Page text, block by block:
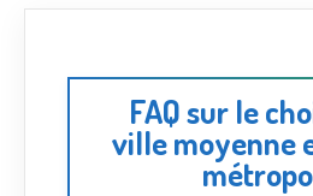
FAQ sur le
ville moyenne